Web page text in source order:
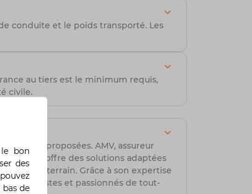
conduite et le poids transporté. Les
au tiers est le minimum requis,
civile.
proposées. AMV, assureur
AMV offre des solutions adaptées
tout-terrain. Grâce à son expertise
et passionnés de tout-
bon
des
de